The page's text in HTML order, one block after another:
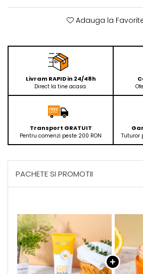
Adauga la
Livram RAPID in 24/48h
Direct la tine acasa.
Transport GRATUIT
Pentru comenzi peste 200 RON Tuturor
PACHETE SI PROMOTII